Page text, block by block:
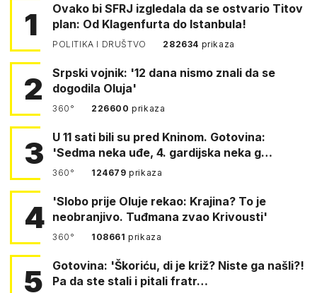
1
Ovako bi SFRJ izgledala da se ostvario Titov
plan: Od Klagenfurta do Istanbula!
POLITIKA I DRUŠTVO 282634 prikaza
2
Srpski vojnik: '12 dana nismo znali da se
dogodila Oluja'
360° 226600prikaza
3
U 11 sati bili su pred Kninom. Gotovina:
'Sedma neka uđe, 4. gardijska neka g…
360° 124679prikaza
4
'Slobo prije Oluje rekao: Krajina? To je
neobranjivo. Tuđmana zvao Krivousti'
360° 108661prikaza
5
Gotovina: 'Škoriću, di je križ? Niste ga našli?!
Pa da ste stali i pitali fratr…